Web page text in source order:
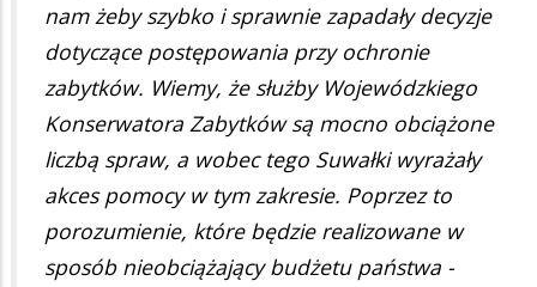
nam żeby szybko i sprawnie zapadały decyzje
dotyczące postępowania przy ochronie
zabytków. Wiemy, że służby Wojewódzkiego
Konserwatora Zabytków są mocno obciążone
liczbą spraw, a wobec tego Suwałki wyrażały
akces pomocy w tym zakresie. Poprzez to
porozumienie, które będzie realizowane w
sposób nieobciążający budżetu państwa -